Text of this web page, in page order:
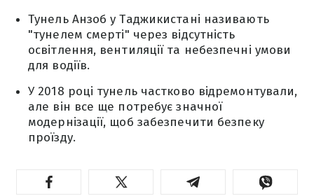
Тунель Анзоб у Таджикистані називають
"тунелем смерті" через відсутність
освітлення, вентиляції та небезпечні умови
для водіїв.
У 2018 році тунель частково відремонтували,
але він все ще потребує значної
модернізації, щоб забезпечити безпеку
проїзду.